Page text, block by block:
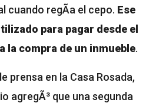
cuando regÃ­a el cepo. Ese
para pagar desde el
la compra de un inmueble.
prensa en la Casa Rosada,
agregÃ³ que una segunda